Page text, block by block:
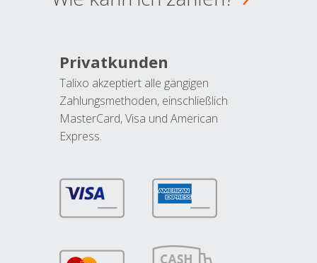
Privatkunden
Talixo akzeptiert alle gängigen
Zahlungsmethoden, einschließlich
MasterCard, Visa und American
Express.